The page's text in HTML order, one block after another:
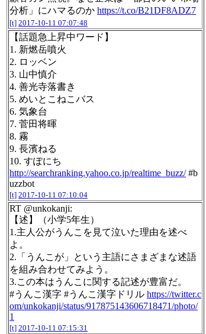
分析」にハマるのか https://t.co/B21DF8ADZ7
[t] 2017-10-11 07:07:48
【話題急上昇中ワード】
1. 新燃岳噴火
2. ロッベン
3. 山中慎介
4. 善光寺落書き
5. めいとこねこバス
6. 気象台
7. 菅田将暉
8. 霧
9. 長濱ねる
10. すぽにち
http://searchranking.yahoo.co.jp/realtime_buzz/#b
uzzbot
[t] 2017-10-11 07:10:04
RT @unkokanji:
【述】（小学5年生）
1.主人公がうんこを見て泣いた理由を述べ
よ。
2.「うんこが」という主語にさまざまな述語
を組み合わせてみよう。
3.この本はうんこに関する記述が豊富だ。
#うんこ漢字 #うんこ漢字ドリル https://twitter.c
om/unkokanji/status/917875143606718471/photo/
1
[t] 2017-10-11 07:15:31